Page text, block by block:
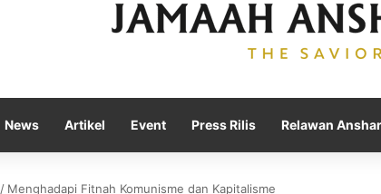
News Artikel Event Press Rilis Relawan
/ Menghadapi Fitnah Komunisme dan Kapitalisme